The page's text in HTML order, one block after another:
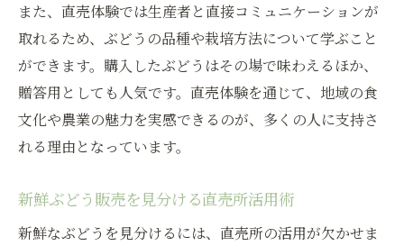
また、直売体験では生産者と直接コミュニケーションが
取れるため、ぶどうの品種や栽培方法について学ぶこと
ができます。購入したぶどうはその場で味わえるほか、
贈答用としても人気です。直売体験を通じて、地域の食
文化や農業の魅力を実感できるのが、多くの人に支持さ
れる理由となっています。
新鮮ぶどう販売を見分ける直売所活用術
新鮮なぶどうを見分けるには、直売所の活用が欠かせま